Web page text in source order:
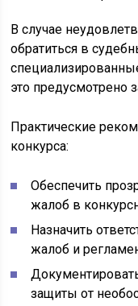
В случае
обратиться в
это предусмотрено
Практические
конкурса:
Обеспечить
жалоб в
Назначить
жалоб и
защиты от